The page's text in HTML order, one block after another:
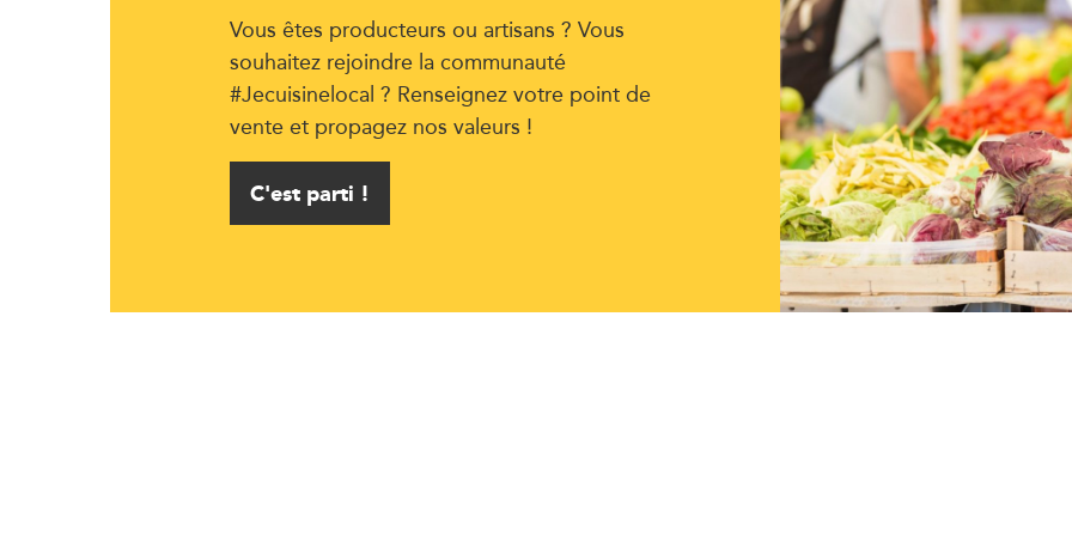
Vous êtes producteurs ou artisans ? Vous
souhaitez rejoindre la communauté
#Jecuisinelocal ? Renseignez votre point de
vente et propagez nos valeurs !
C'est parti !